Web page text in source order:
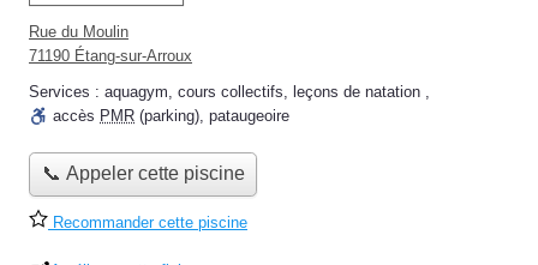
Rue du Moulin
71190 Étang-sur-Arroux
Services : aquagym, cours collectifs, leçons de natation ,
accès PMR (parking), pataugeoire
📞 Appeler cette piscine
Recommander cette piscine